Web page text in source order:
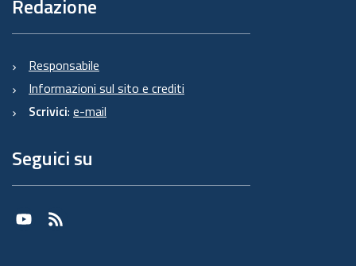
Redazione
Responsabile
Informazioni sul sito e crediti
Scrivici: e-mail
Seguici su
Youtube
RSS